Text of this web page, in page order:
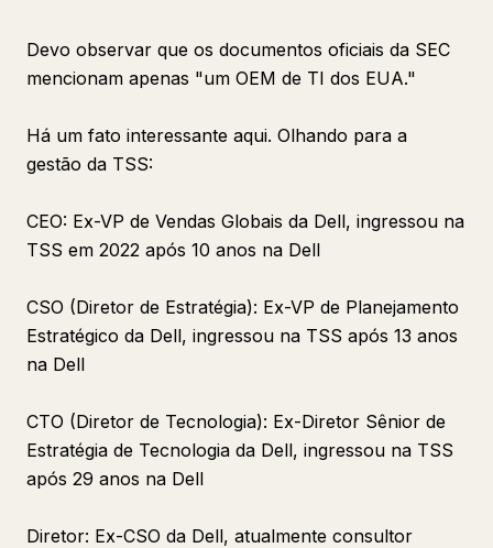
Devo observar que os documentos oficiais da SEC
mencionam apenas "um OEM de TI dos EUA."
Há um fato interessante aqui. Olhando para a
gestão da TSS:
CEO: Ex-VP de Vendas Globais da Dell, ingressou na
TSS em 2022 após 10 anos na Dell
CSO (Diretor de Estratégia): Ex-VP de Planejamento
Estratégico da Dell, ingressou na TSS após 13 anos
na Dell
CTO (Diretor de Tecnologia): Ex-Diretor Sênior de
Estratégia de Tecnologia da Dell, ingressou na TSS
após 29 anos na Dell
Diretor: Ex-CSO da Dell, atualmente consultor